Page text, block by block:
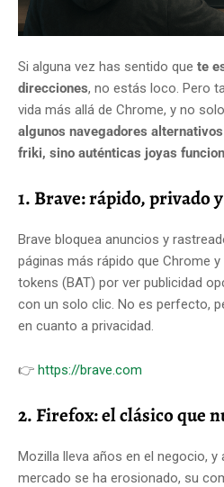
Si alguna vez has sentido que te
direcciones, no estás loco. Pero
vida más allá de Chrome, y no
algunos navegadores
friki, sino auténticas joyas
1. Brave: rápido, privado
Brave bloquea anuncios y
páginas más rápido que Chrome
tokens (BAT) por ver publicidad
con un solo clic. No es perfecto,
en cuanto a privacidad.
👉 https://brave.com
2. Firefox: el clásico que
Mozilla lleva años en el negocio, y
mercado se ha erosionado, su